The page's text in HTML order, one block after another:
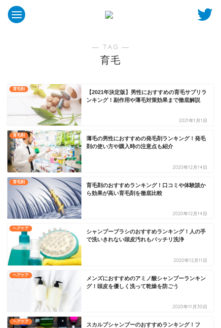
― TAG ―
育毛
育毛剤
【2021年決定版】男性におすすめの育毛サプリラ
ンキング！副作用や薄毛対策効果まで徹底解説
2021年1月1日
育毛剤
薄毛の男性におすすめの発毛剤ランキング！発毛
剤の使い方や購入時の注意点も紹介
2020年12月14日
育毛剤
育毛剤のおすすめランキング！口コミや体験談か
ら効果が高い育毛剤を徹底比較
2020年12月14日
ヘアケア
シャンプーブラシのおすすめランキング！人の手
で洗いきれない頭皮汚れもバッチリ洗浄
2020年12月11日
ヘアケア
メンズにおすすめのアミノ酸シャンプーランキン
グ！頭皮を優しく洗って乾燥を防ごう
2020年11月30日
ヘアケア
スカルプシャンプーのおすすめランキング！フ